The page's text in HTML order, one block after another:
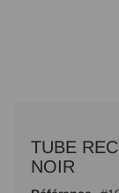
débutTUBE
NOIR